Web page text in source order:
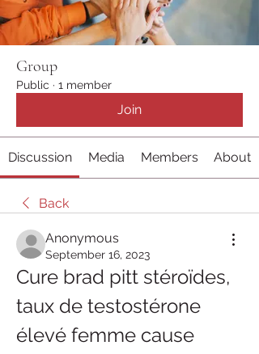
Group
Public · 1 member
Join
Discussion Media Members About
Back
Anonymous
September 16, 2023
Cure brad pitt stéroïdes,
taux de testostérone
élevé femme cause